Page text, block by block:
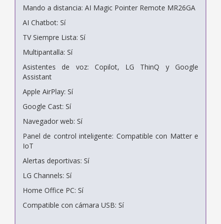
Mando a distancia: AI Magic Pointer Remote MR26GA
AI Chatbot: Sí
TV Siempre Lista: Sí
Multipantalla: Sí
Asistentes de voz: Copilot, LG ThinQ y Google
Assistant
Apple AirPlay: Sí
Google Cast: Sí
Navegador web: Sí
Panel de control inteligente: Compatible con Matter e
IoT
Alertas deportivas: Sí
LG Channels: Sí
Home Office PC: Sí
Compatible con cámara USB: Sí